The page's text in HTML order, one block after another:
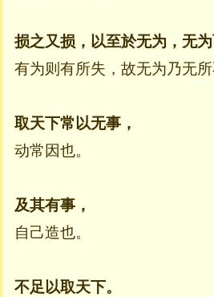
损之又损，以至於无为，无为
有为则有所失，故无为乃无所
取天下常以无事，
动常因也。
及其有事，
自己造也。
不足以取天下。